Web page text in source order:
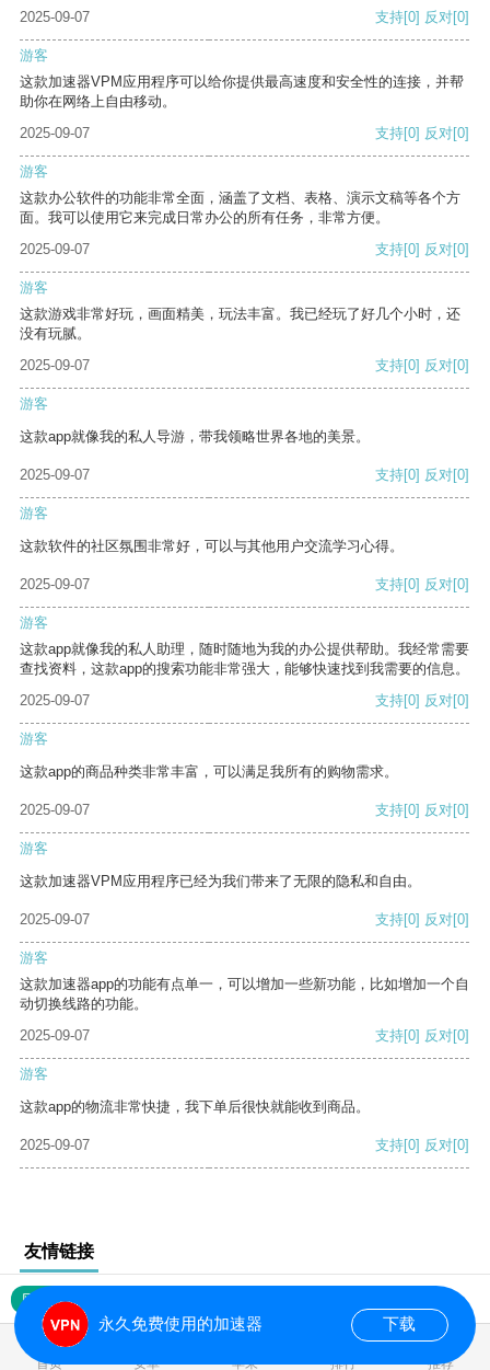
2025-09-07 支持[0] 反对[0]
游客
这款加速器VPM应用程序可以给你提供最高速度和安全性的连接，并帮
助你在网络上自由移动。
2025-09-07
支持[0] 反对[0]
游客
这款办公软件的功能非常全面，涵盖了文档、表格、演示文稿等各个方
面。我可以使用它来完成日常办公的所有任务，非常方便。
2025-09-07
支持[0] 反对[0]
游客
这款游戏非常好玩，画面精美，玩法丰富。我已经玩了好几个小时，还
没有玩腻。
2025-09-07
支持[0] 反对[0]
游客
这款app就像我的私人导游，带我领略世界各地的美景。
2025-09-07 支持[0] 反对[0]
游客
这款软件的社区氛围非常好，可以与其他用户交流学习心得。
2025-09-07 支持[0] 反对[0]
游客
这款app就像我的私人助理，随时随地为我的办公提供帮助。我经常需要
查找资料，这款app的搜索功能非常强大，能够快速找到我需要的信息。
2025-09-07
支持[0] 反对[0]
游客
这款app的商品种类非常丰富，可以满足我所有的购物需求。
2025-09-07 支持[0] 反对[0]
游客
这款加速器VPM应用程序已经为我们带来了无限的隐私和自由。
2025-09-07 支持[0] 反对[0]
游客
这款加速器app的功能有点单一，可以增加一些新功能，比如增加一个自
动切换线路的功能。
2025-09-07
支持[0] 反对[0]
游客
这款app的物流非常快捷，我下单后很快就能收到商品。
2025-09-07 支持[0] 反对[0]
友情链接
网站地图
首页 安卓 苹果 排行 推荐
永久免费使用的加速器 下载
0.016894s